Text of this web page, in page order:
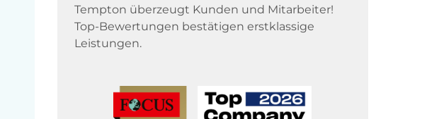
Tempton überzeugt Kunden und Mitarbeiter!
Top-Bewertungen bestätigen erstklassige
Leistungen.